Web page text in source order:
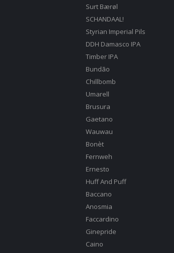
Surt Bærøl
SCHANDAAL!
Styrian Imperial Pils
DDH Damasco IPA
Timber IPA
Bundão
Chillbomb
Umarell
Brusura
Gaetano
Wauwau
Bonèt
Fernweh
Ernesto
Huff And Puff
Baccano
Anosmia
Faccardino
Ginepride
Caino